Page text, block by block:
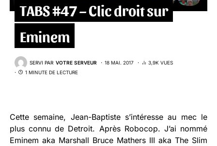
TABS #47 – Clic droit sur
Eminem
SERVI PAR VOTRE SERVEUR 18 MAI. 2017
3,9K VUES
1 MINUTE DE LECTURE
Cette semaine, Jean-Baptiste s’intéresse au mec le
plus connu de Detroit. Après Robocop. J’ai nommé
Eminem aka Marshall Bruce Mathers III aka The Slim